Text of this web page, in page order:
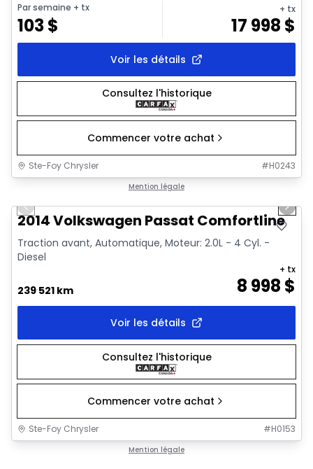
Par semaine + tx
103$
+ tx
17 998 $
Voir les détails
Consultez l'historique
Commencer votre achat
Ste-Foy Chrysler #H0243
Mention légale
Previous slide Next
2014 Volkswagen Passat Comfortline
Traction avant, Automatique, Moteur: 2.0L - 4 Cyl. -
Diesel
239 521 km 8 998 $
+ tx
Voir les détails
Consultez l'historique
Commencer votre achat
Ste-Foy Chrysler #H0153
Mention légale